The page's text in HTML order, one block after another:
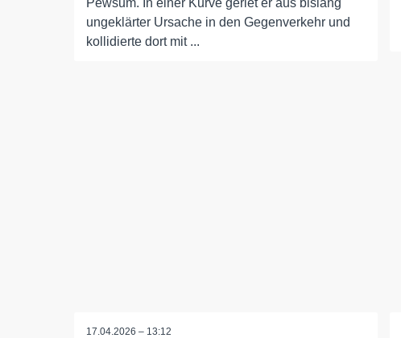
Pewsum. In einer Kurve geriet er aus bislang
ungeklärter Ursache in den Gegenverkehr und
kollidierte dort mit ...
17.04.2026 – 13:12